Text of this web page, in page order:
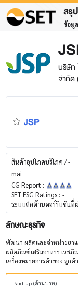
สรุ
ข้อมู
บริษัท
จำกัด
JSP
สินค้าอุปโภคบริโภค / -
mai
CG Report :
SET ESG Ratings : -
ระบบต่อต้านคอร์รับชันที่
ลักษณะธุรกิจ
พัฒนา ผลิตและจําหน่ายยา
ผลิตภัณฑ์เสริมอาหาร เวช
เครื่องหมายการค้าของ ลูก
Paid-up (ล้านบาท)